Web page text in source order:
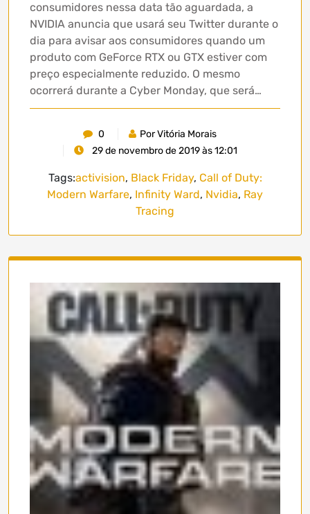
consumidores nessa data tão aguardada, a
NVIDIA anuncia que usará seu Twitter durante o
dia para avisar aos consumidores quando um
produto com GeForce RTX ou GTX estiver com
preço especialmente reduzido. O mesmo
ocorrerá durante a Cyber Monday, que será…
0
Por Vitória Morais
29 de novembro de 2019 às 12:01
Tags:activision, Black Friday, Call of Duty:
Modern Warfare, Infinity Ward, Nvidia, Ray
Tracing